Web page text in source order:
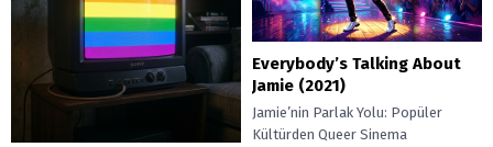
Everybody’s Talking About
Jamie (2021)
Jamie’nin Parlak Yolu: Popüler
Kültürden Queer Sinema